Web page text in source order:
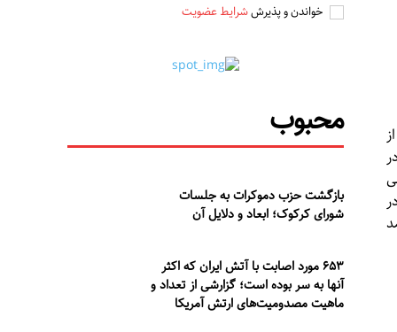
از
خواندن و پذیرششرایط عضویت
محبوب
بازگشت حزب دموکرات به جلسات
شورای کرکوک؛ ابعاد و دلایل آن
۶۵۳ مورد اصابت با آتش ایران که اکثر
آنها به سر بوده است؛ گزارشی از تعداد و
ماهیت مصدومیت‌های ارتش آمریکا